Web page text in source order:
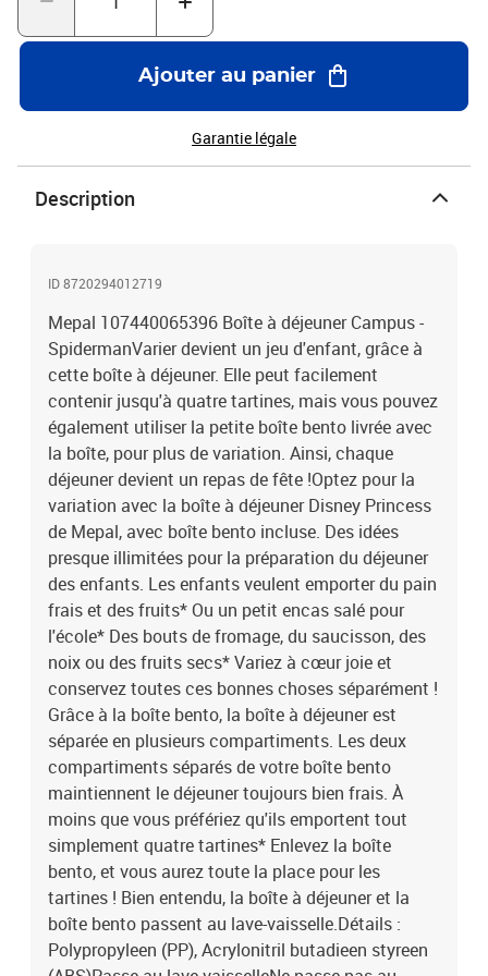
moins que vous préfériez qu'ils emportent tout simplement quatre
tartines* Enlevez la boîte bento, et vous aurez toute la place pour
les tartines ! Bien entendu, la boîte à déjeuner et la boîte bento
passent au lave-vaisselle.Détails : Polypropyleen (PP), Acrylonitril
butadieen styreen (ABS)Passe au lave-vaisselleNe passe pas au
Ajouter au panier
Garantie légale
Description
ID 8720294012719
Mepal 107440065396 Boîte à déjeuner Campus -
SpidermanVarier devient un jeu d'enfant, grâce à
cette boîte à déjeuner. Elle peut facilement
contenir jusqu'à quatre tartines, mais vous pouvez
également utiliser la petite boîte bento livrée avec
la boîte, pour plus de variation. Ainsi, chaque
déjeuner devient un repas de fête !Optez pour la
variation avec la boîte à déjeuner Disney Princess
de Mepal, avec boîte bento incluse. Des idées
presque illimitées pour la préparation du déjeuner
des enfants. Les enfants veulent emporter du pain
frais et des fruits* Ou un petit encas salé pour
l'école* Des bouts de fromage, du saucisson, des
noix ou des fruits secs* Variez à cœur joie et
conservez toutes ces bonnes choses séparément !
Grâce à la boîte bento, la boîte à déjeuner est
séparée en plusieurs compartiments. Les deux
compartiments séparés de votre boîte bento
maintiennent le déjeuner toujours bien frais. À
moins que vous préfériez qu'ils emportent tout
simplement quatre tartines* Enlevez la boîte
bento, et vous aurez toute la place pour les
tartines ! Bien entendu, la boîte à déjeuner et la
boîte bento passent au lave-vaisselle.Détails :
Polypropyleen (PP), Acrylonitril butadieen styreen